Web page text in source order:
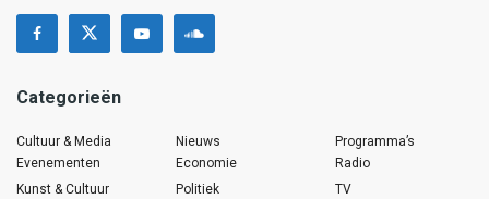
Categorieën
Cultuur & Media
Evenementen
Kunst & Cultuur
Nieuws
Economie
Politiek
Programma’s
Radio
TV